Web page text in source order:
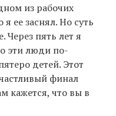
из рабочих
ее заснял. Но суть
Через пять лет я
эти люди по-
детей. Этот
финал
кажется, что вы в